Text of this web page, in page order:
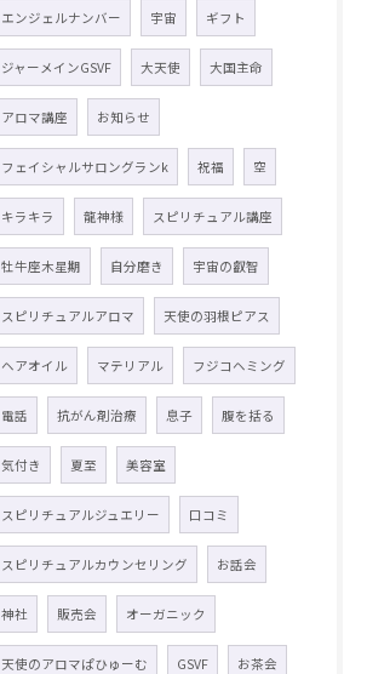
エンジェルナンバー 宇宙 ギフト
ジャーメインGSVF 大天使 大国主命
アロマ講座 お知らせ
フェイシャルサロングランk 祝福 空
キラキラ 龍神様 スピリチュアル講座
牡牛座木星期 自分磨き 宇宙の叡智
スピリチュアルアロマ 天使の羽根ピアス
ヘアオイル マテリアル フジコヘミング
電話 抗がん剤治療 息子 腹を括る
気付き 夏至 美容室
スピリチュアルジュエリー 口コミ
スピリチュアルカウンセリング お話会
神社 販売会 オーガニック
天使のアロマぱひゅーむ GSVF お茶会